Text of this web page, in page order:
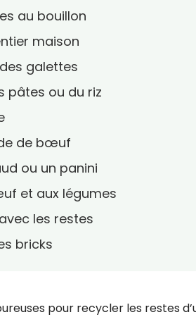
au bouillon
maison
galettes
pâtes ou du riz
de bœuf
ou un panini
et aux légumes
les restes
bricks
pour recycler les restes